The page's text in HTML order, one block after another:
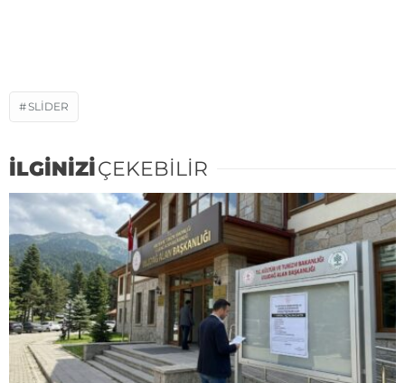
SLIDER
İLGİNİZİÇEKEBİLİR